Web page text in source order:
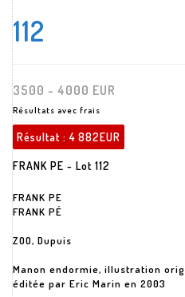
112
3500 - 4000 EUR
Résultats avec frais
Résultat :4 882EUR
FRANK PE - Lot 112
FRANK PE
FRANK PÉ
ZOO, Dupuis
Manon endormie, illustration
éditée par Eric Marin en 2003